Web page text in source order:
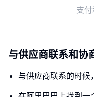
支
与供应商联系和协
与供应商联系的时候